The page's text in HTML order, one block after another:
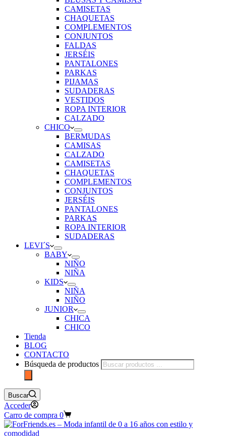
CAMISETAS
CHAQUETAS
COMPLEMENTOS
CONJUNTOS
FALDAS
JERSÉIS
PANTALONES
PARKAS
PIJAMAS
SUDADERAS
VESTIDOS
ROPA INTERIOR
CALZADO
CHICO
BERMUDAS
CAMISAS
CALZADO
CAMISETAS
CHAQUETAS
COMPLEMENTOS
CONJUNTOS
JERSÉIS
PANTALONES
PARKAS
ROPA INTERIOR
SUDADERAS
LEVI´S
BABY
NIÑO
NIÑA
KIDS
NIÑA
NIÑO
JUNIOR
CHICA
CHICO
Tienda
BLOG
CONTACTO
Búsqueda de productos
Buscar
Acceder
Carro de compra 0